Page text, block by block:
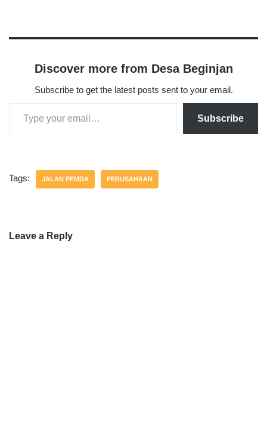
Discover more from Desa Beginjan
Subscribe to get the latest posts sent to your email.
Subscribe
Tags: JALAN PEMDA PERUSAHAAN
Leave a Reply